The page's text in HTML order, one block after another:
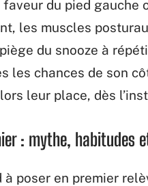
du pied
les muscles
du snooze à
les chances de son
leur place, dès
: mythe, habitudes
poser en premier